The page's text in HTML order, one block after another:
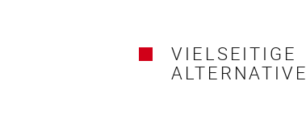
VIELSEITIGE
ALTERNATIVE